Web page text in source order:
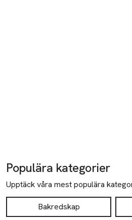
Populära kategorier
Upptäck våra mest populära
Bakredskap